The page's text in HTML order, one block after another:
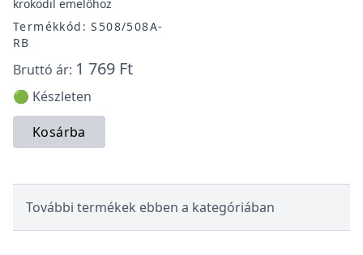
krokodil emelőhöz
Termékkód: S508/508A-
RB
Bruttó ár: 1 769 Ft
🟢 Készleten
Kosárba
További termékek ebben a kategóriában